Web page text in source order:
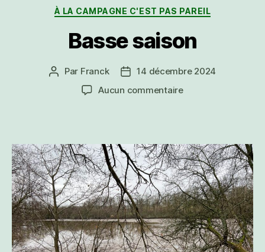
Catégories
À LA CAMPAGNE C'EST PAS PAREIL
Basse saison
Auteur
Par Franck
Date14 décembre 2024
Aucun commentairesur